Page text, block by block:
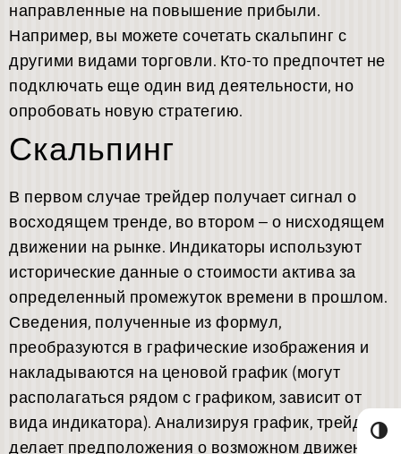
направленные на повышение прибыли.
Например, вы можете сочетать скальпинг с
другими видами торговли. Кто-то предпочтет не
подключать еще один вид деятельности, но
опробовать новую стратегию.
Скальпинг
В первом случае трейдер получает сигнал о
восходящем тренде, во втором – о нисходящем
движении на рынке. Индикаторы используют
исторические данные о стоимости актива за
определенный промежуток времени в прошлом.
Сведения, полученные из формул,
преобразуются в графические изображения и
накладываются на ценовой график (могут
располагаться рядом с графиком, зависит от
вида индикатора). Анализируя график, трейдер
делает предположения о возможном движении